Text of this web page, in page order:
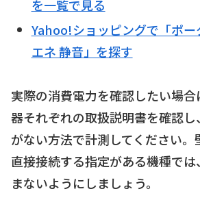
を一覧で見る
Yahoo!ショッピングで「ポー
エネ 静音」を探す
実際の消費電力を確認したい場
器それぞれの取扱説明書を確認
がない方法で計測してください
直接接続する指定がある機種で
まないようにしましょう。